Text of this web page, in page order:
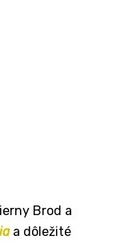
Brod a
a dôležité